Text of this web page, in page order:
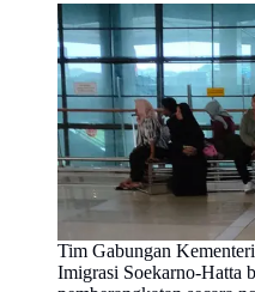
Tim Gabungan
Imigrasi Soekarno-Hatta